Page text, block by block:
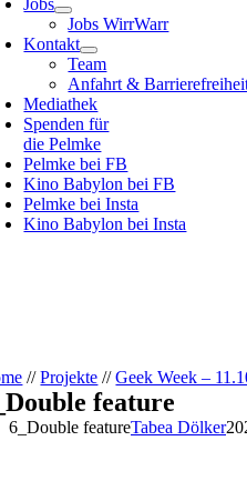
Jobs
Jobs WirrWarr
Kontakt
Team
Anfahrt &
Mediathek
Spenden für
die Pelmke
Pelmke bei FB
Kino Babylon bei FB
Pelmke bei Insta
Kino Babylon bei Insta
//Projekte //Geek Week –
feature
6_Double featureTabea Dölker